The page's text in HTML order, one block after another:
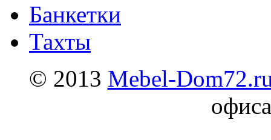
Банкетки
Тахты
© 2013 Mebel-